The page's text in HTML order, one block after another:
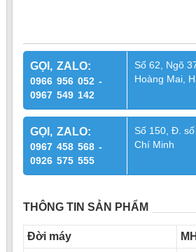
GỌI, ZALO:
0966 956 052 -
0967 549 142
Số 62, Ngõ
Hoàng Mai,
GỌI, ZALO:
0967 458 568 -
0926 575 555
Số 150, Đ.
Chí Minh
THÔNG TIN SẢN PHẨM
Đời máy